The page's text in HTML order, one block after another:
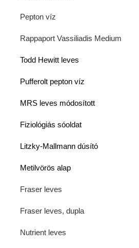
Pepton víz
Rappaport Vassiliadis Medium
Todd Hewitt leves
Pufferolt pepton víz
MRS leves módosított
Fiziológiás sóoldat
Litzky-Mallmann dúsító
Metilvörös alap
Fraser leves
Fraser leves, dupla
Nutrient leves